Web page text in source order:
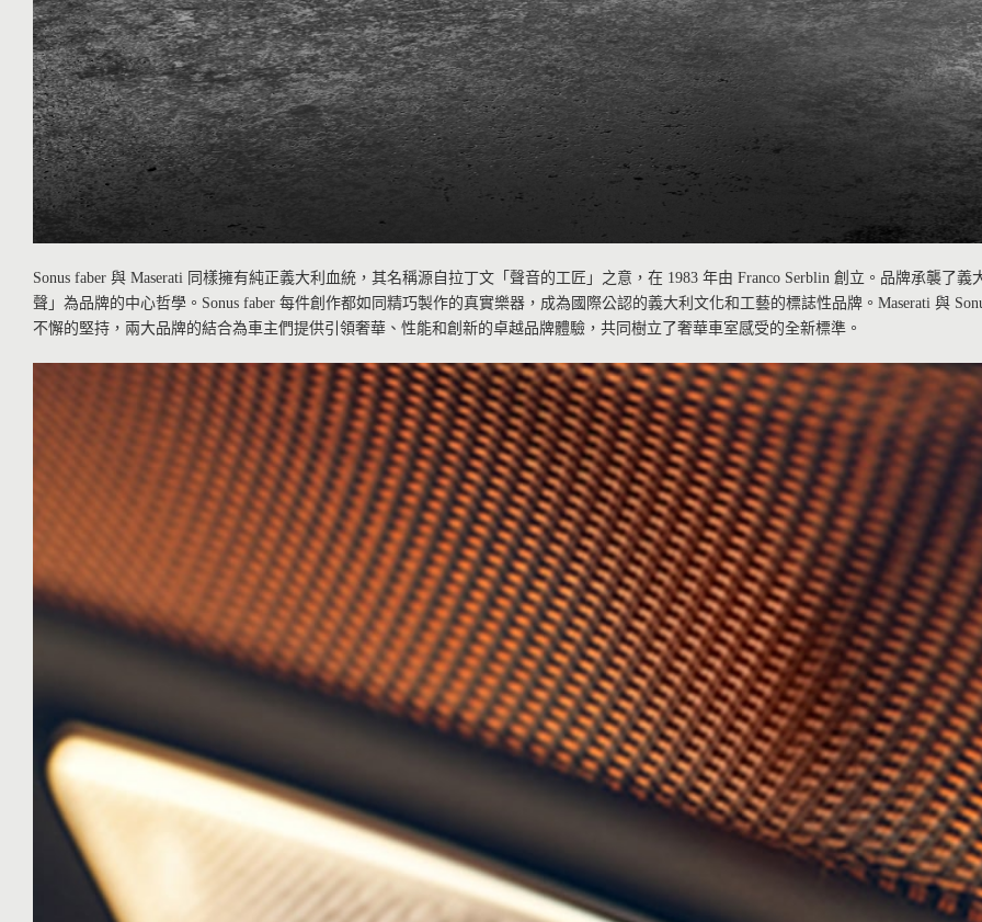
Sonus faber 與 Maserati 同樣擁有純正義大利血統，其名稱源自拉丁文「聲音的工匠」之意，在 1983 年由 Franco Serblin 創立。品牌承襲了
聲」為品牌的中心哲學。Sonus faber 每件創作都如同精巧製作的真實樂器，成為國際公認的義大利文化和工藝的標誌性品牌。Maserati 與
不懈的堅持，兩大品牌的結合為車主們提供引領奢華、性能和創新的卓越品牌體驗，共同樹立了奢華車室感受的全新標準。